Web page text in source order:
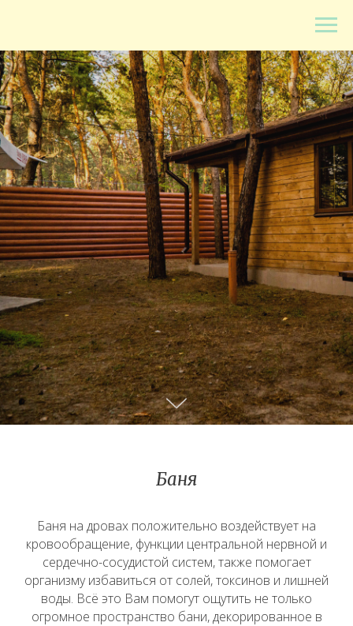
Баня
Баня на дровах положительно воздействует на
кровообращение, функции центральной нервной и
сердечно-сосудистой систем, также помогает
организму избавиться от солей, токсинов и лишней
воды. Всё это Вам помогут ощутить не только
огромное пространство бани, декорированное в